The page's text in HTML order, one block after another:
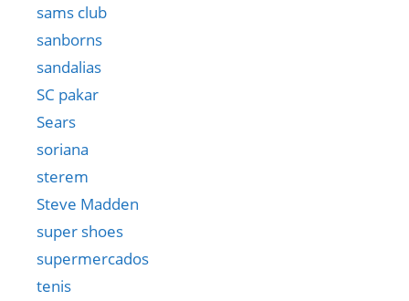
sams club
sanborns
sandalias
SC pakar
Sears
soriana
sterem
Steve Madden
super shoes
supermercados
tenis